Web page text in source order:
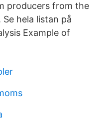
producers from the
hela listan på
Example of